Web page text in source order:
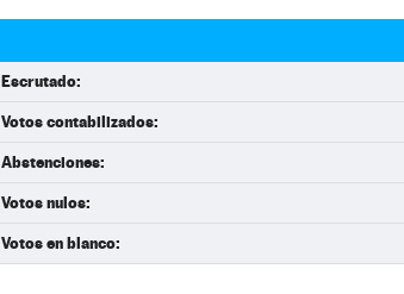
Escrutado:
Votos contabilizados:
Abstenciones:
Votos nulos:
Votos en blanco: